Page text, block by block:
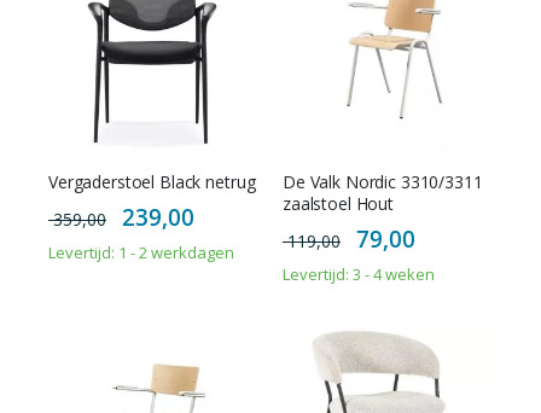
Vergaderstoel Black netrug
359,00
Special
Price
239,00
Levertijd: 1 - 2 werkdagen
De Valk Nordic 3310/3311
zaalstoel Hout
119,00
Special
Price
79,00
Levertijd: 3 - 4 weken